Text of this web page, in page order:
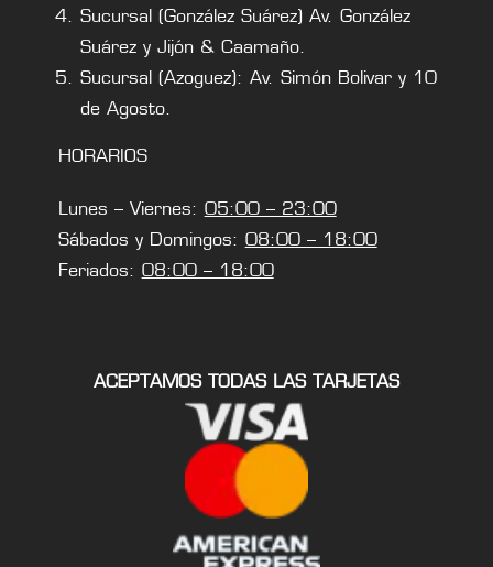
Sucursal (González Suárez) Av. González
Suárez y Jijón & Caamaño.
Sucursal (Azoguez): Av. Simón Bolivar y 10
de Agosto.
HORARIOS
Lunes – Viernes: 05:00 – 23:00
Sábados y Domingos: 08:00 – 18:00
Feriados: 08:00 – 18:00
ACEPTAMOS TODAS LAS TARJETAS